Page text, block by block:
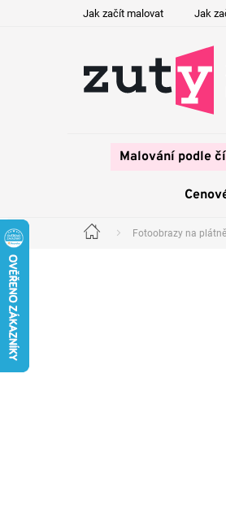
Jak začít malovat Jak
Malování podle
Domů Fotoobrazy na plátně